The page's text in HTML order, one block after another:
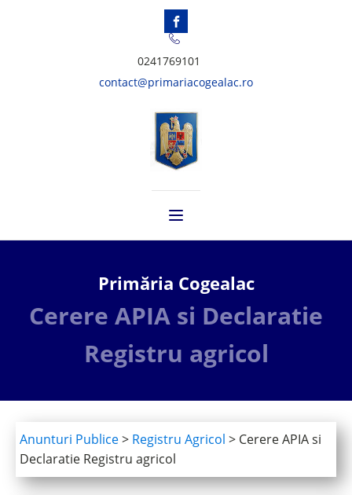
0241769101
contact@primariacogealac.ro
Primăria Cogealac
Cerere APIA si Declaratie
Registru agricol
Anunturi Publice> Registru Agricol > Cerere APIA si
Declaratie Registru agricol